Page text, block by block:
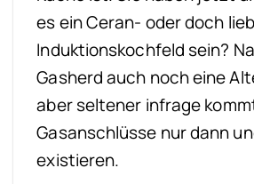
es ein Ceran- oder doch
Induktionskochfeld sein?
Gasherd auch noch eine
aber seltener infrage
Gasanschlüsse nur dann
existieren.